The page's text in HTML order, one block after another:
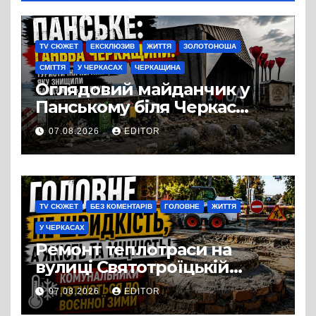
TV СЮЖЕТ ЕКСКЛЮЗИВ ЖИТТЯ ЗОЛОТОНОША
СМІТТЯ У ЧЕРКАСАХ ЧЕРКАЩИНА
Оглядовий майданчик у
Панському біля Черкас
перетворився на занедбане
сміттєзвалище
07.08.2026 EDITOR
TV СЮЖЕТ БЕЗ КОМЕНТАРІВ ГОЛОВНЕ ЖИТТЯ
У ЧЕРКАСАХ
Ремонт теплотраси на
вулиці Святотроїцькій
затягнувся порівняно із
запланованими термінами.
07.08.2026 EDITOR